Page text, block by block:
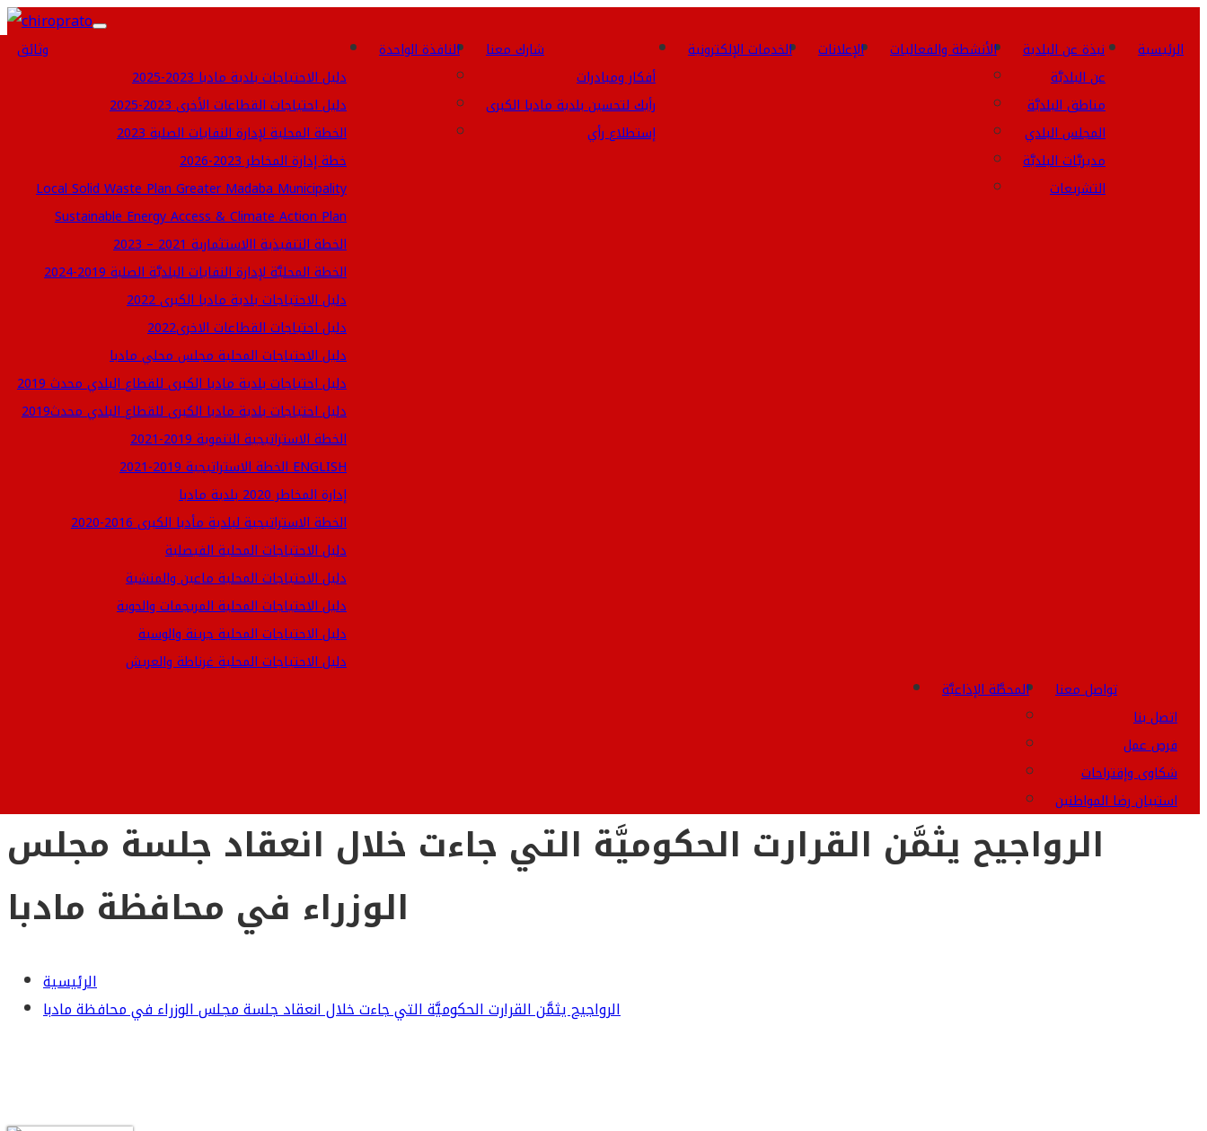
Toggle
الرئيسية
نبذة عن البلدية
عن البلديَّة
مناطق البلديَّة
المجلس البلدي
مديريَّات البلديَّة
التشريعات
الأنشطة والفعاليات الإعلانات الخدمات الإلكترونية
شارك معنا
أفكار ومبادرات
رأيك لتحسين بلدية مادبا الكبرى
إستطلاع رأي
النافذة الواحدة
وثائق
دليل الاحتياجات بلدية مادبا 2023-2025
دليل احتياجات القطاعات الأخرى 2023-2025
الخطة المحلية لإدارة النفايات الصلبة 2023
خطة إدارة المخاطر 2023-2026
Local Solid Waste Plan Greater Madaba Municipality
Sustainable Energy Access & Climate Action Plan
الخطة التنفيذية االاستثمارية 2021 – 2023
الخطة المحليَّة لإدارة النفايات البلديَّة الصلبة 2019-2024
دليل الاحتياجات بلدية مادبا الكبرى 2022
دليل احتياجات القطاعات الاخرى2022
دليل الاحتياجات المحلية مجلس محلي مادبا
دليل احتياجات بلدية مادبا الكبرى للقطاع البلدي محدث 2019
دليل احتياجات بلدية مادبا الكبرى للقطاع البلدي محدث2019
الخطة الاستراتيجية التنموية 2019-2021
الخطة الاستراتيجية 2019-2021 ENGLISH
إدارة المخاطر 2020 بلدية مادبا
الخطة الاستراتيجية لبلدية مأدبا الكبرى 2016-2020
دليل الاحتياجات المحلية الفيصلية
دليل الاحتياجات المحلية ماعين والمنشية
دليل الاحتياجات المحلية المريجمات والحوية
دليل الاحتياجات المحلية جرينة والوسية
دليل الاحتياجات المحلية غرناطة والعريش
تواصل معنا
اتصل بنا
فرص عمل
شكاوى وإقتراحات
استبيان رضا المواطنين
المحطَّة الإذاعيَّة
الرواجيح يثمَّن القرارت الحكوميَّة التي جاءت خلال انعقاد جلسة مجلس
الوزراء في محافظة مادبا
الرئيسية
الرواجيح يثمَّن القرارت الحكوميَّة التي جاءت خلال انعقاد جلسة مجلس الوزراء في محافظة مادبا